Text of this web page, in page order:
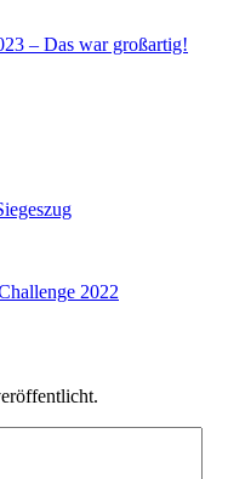
– Das war großartig!
2022